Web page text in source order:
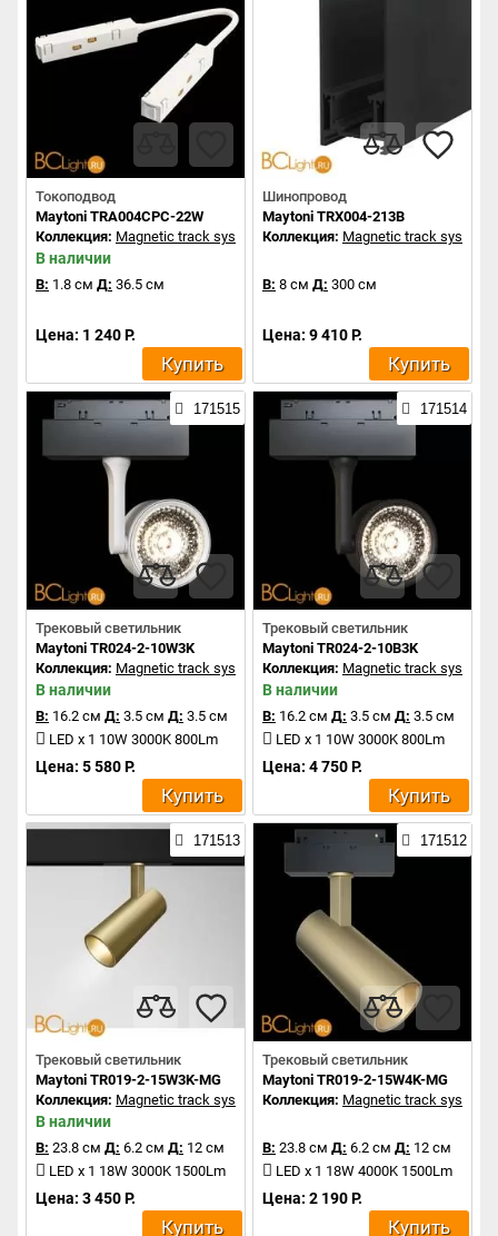
Токоподвод
Maytoni TRA004CPC-22W
Коллекция: Magnetic track system
В наличии
В: 1.8 см Д: 36.5 см
Цена: 1 240 Р.
Купить
Шинопровод
Maytoni TRX004-213B
Коллекция: Magnetic track system
В: 8 см Д: 300 см
Цена: 9 410 Р.
Купить
171515
Трековый светильник
Maytoni TR024-2-10W3K
Коллекция: Magnetic track system
В наличии
В: 16.2 см Д: 3.5 см Д: 3.5 см
LED x 1 10W 3000K 800Lm
Цена: 5 580 Р.
Купить
171514
Трековый светильник
Maytoni TR024-2-10B3K
Коллекция: Magnetic track system
В наличии
В: 16.2 см Д: 3.5 см Д: 3.5 см
LED x 1 10W 3000K 800Lm
Цена: 4 750 Р.
Купить
171513
Трековый светильник
Maytoni TR019-2-15W3K-MG
Коллекция: Magnetic track system
В наличии
В: 23.8 см Д: 6.2 см Д: 12 см
LED x 1 18W 3000K 1500Lm
Цена: 3 450 Р.
Купить
171512
Трековый светильник
Maytoni TR019-2-15W4K-MG
Коллекция: Magnetic track system
В: 23.8 см Д: 6.2 см Д: 12 см
LED x 1 18W 4000K 1500Lm
Цена: 2 190 Р.
Купить